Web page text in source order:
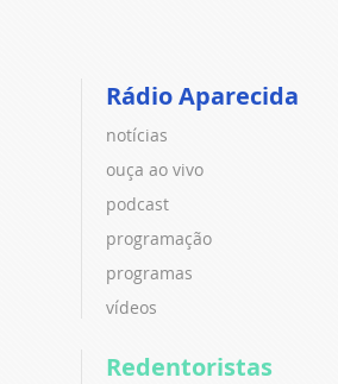
Rádio Aparecida
notícias
ouça ao vivo
podcast
programação
programas
vídeos
Redentoristas